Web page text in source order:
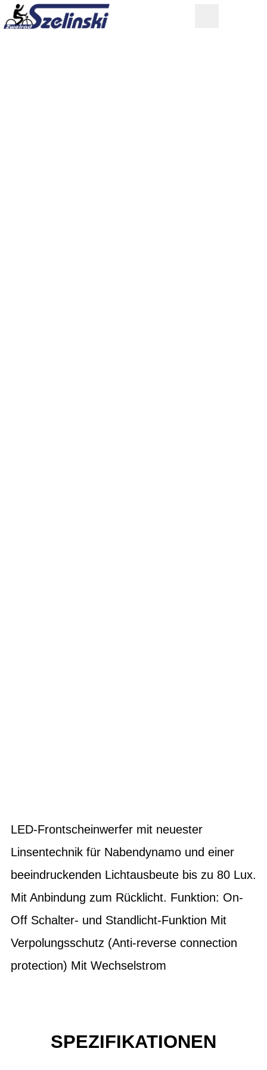
LED-Frontscheinwerfer mit neuester
Linsentechnik für Nabendynamo und einer
beeindruckenden Lichtausbeute bis zu 80 Lux.
Mit Anbindung zum Rücklicht. Funktion: On-
Off Schalter- und Standlicht-Funktion Mit
Verpolungsschutz (Anti-reverse connection
protection) Mit Wechselstrom
SPEZIFIKATIONEN